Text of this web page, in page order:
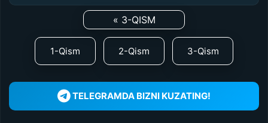
« 3-QISM
1-Qism 2-Qism 3-Qism
TELEGRAMDA BIZNI KUZATING!